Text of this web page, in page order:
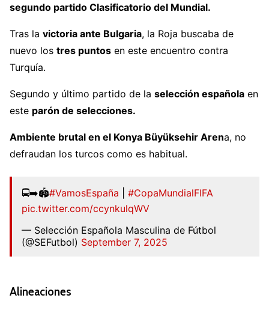
segundo partido Clasificatorio del Mundial.
Tras la victoria ante Bulgaria, la Roja buscaba de
nuevo los tres puntos en este encuentro contra
Turquía.
Segundo y último partido de la selección española en
este parón de selecciones.
Ambiente brutal en el Konya Büyüksehir Arena, no
defraudan los turcos como es habitual.
🚍➡️🏟️#VamosEspaña
#CopaMundialFIFA
pic.twitter.com/ccynkulqWV
— Selección Española Masculina de Fútbol
(@SEFutbol) September 7, 2025
Alineaciones